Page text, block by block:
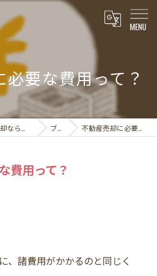
要な費用って？
ブログ 不動産売却に必要な費用って？
費用って？
、諸費用がかかるのと同じく